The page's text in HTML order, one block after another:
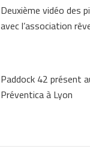
Deuxième vidéo des
avec l’association
Paddock 42 présent
Préventica à Lyon